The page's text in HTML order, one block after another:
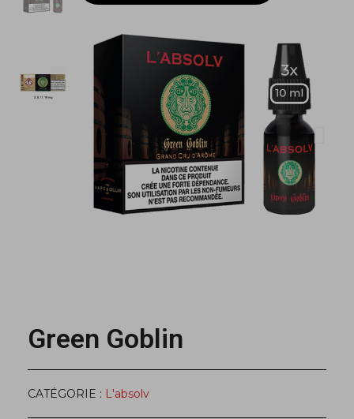
Green Goblin
CATÉGORIE L'absolv